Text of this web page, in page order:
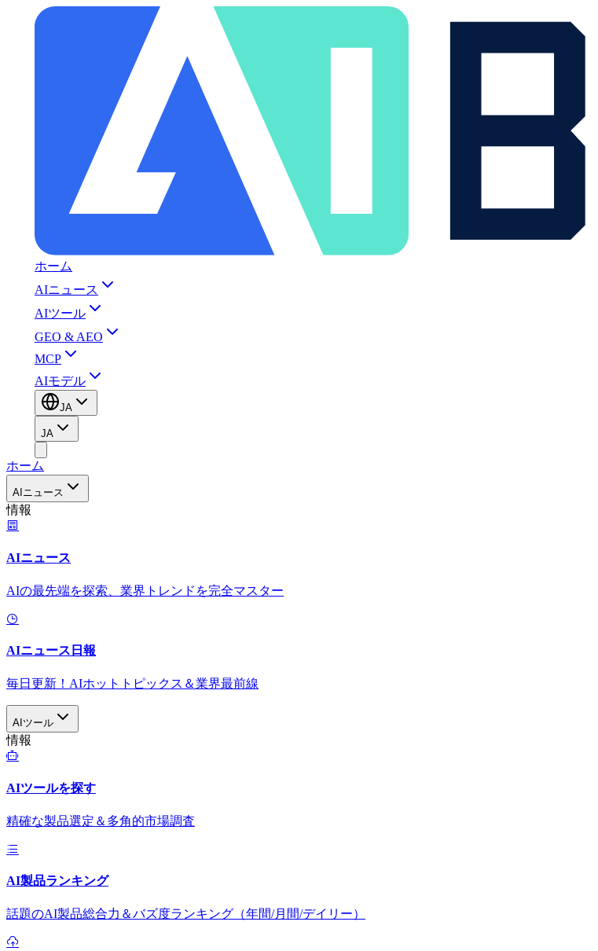
ホーム
AIニュース
AIツール
GEO & AEO
MCP
AIモデル
JA
JA
ホーム
AIニュース
情報
AIニュース
AIの最先端を探索、業界トレンドを完全マスター
AIニュース日報
毎日更新！AIホットトピックス＆業界最前線
AIツール
情報
AIツールを探す
精確な製品選定＆多角的市場調査
AI製品ランキング
話題のAI製品総合力＆バズ度ランキング（年間/月間/デイリー）